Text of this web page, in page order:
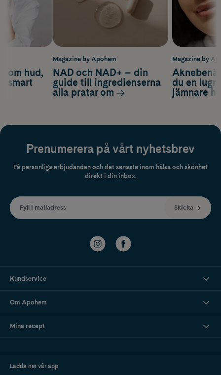
Magazine by
du en
jämnare
om hud,
smart
Magazine by Apohem
NAD och NAD+ – din
guide till ingredienserna
alla pratar om
Prenumerera på vårt nyhetsbrev
Få personliga erbjudanden och det senaste inom hälsa och skönhet
direkt i din inbox.
Fyll i mailadress Skicka
Kundservice
Om Apohem
Mina recept
Ladda ner vår app